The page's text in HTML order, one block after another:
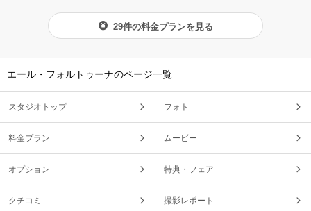
29件の料金プランを見る
エール・フォルトゥーナのページ一覧
スタジオトップ フォト
料金プラン ムービー
オプション 特典・フェア
クチコミ 撮影レポート